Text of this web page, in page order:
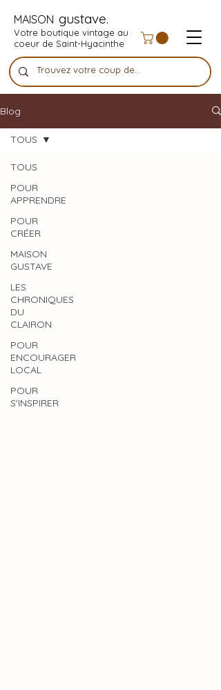
MAISON gustave.
Votre boutique vintage au
coeur de Saint-Hyacinthe
Blog
TOUS
POUR
APPRENDRE
POUR
CRÉER
MAISON
GUSTAVE
LES
CHRONIQUES
DU
CLAIRON
POUR
ENCOURAGER
LOCAL
POUR
S'INSPIRER
TOUS